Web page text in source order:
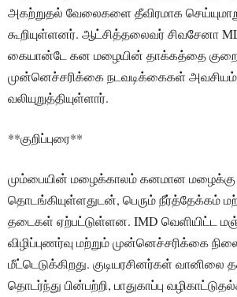
அகற்றுதல் வேலைகளை தீவிரமாக
கூறியுள்ளனர். ஆட்சித்தலைவர் சிவசேனா
கையான்டே கன மழையின் தாக்கத்தை
முன்னெச்சரிக்கை நடவடிக்கைகள்
வலியுறுத்தியுள்ளார்.
**குறிப்புரை**
மும்பையின் மழைக்காலம் கனமான மழைக்கு
தொடங்கியுள்ளதுடன், பெரும் நீர்த்தேக்கம்
தடைகள் ஏற்பட்டுள்ளன. IMD வெளியிட்ட
விழிப்புணர்வு மற்றும் முன்னெச்சரிக்கை
மீட்டெடுக்கிறது. குடியரசினர்கள்
தொடர்ந்து பின்பற்றி, பாதுகாப்பு